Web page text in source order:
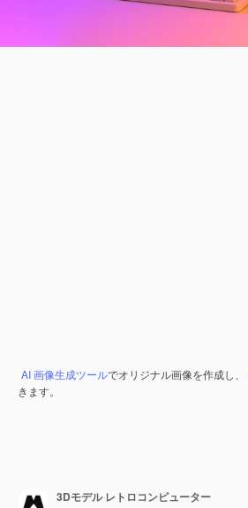
AI 画像生成ツールでオリジナル画像を作成し、
きます。
3Dモデル レトロコンピューター